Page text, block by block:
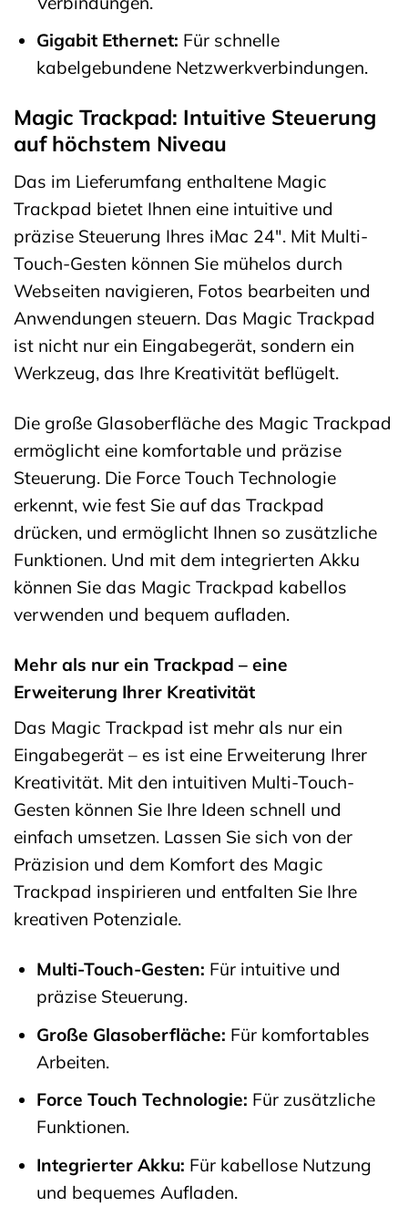
Gigabit Ethernet: Für schnelle
kabelgebundene Netzwerkverbindungen.
Magic Trackpad: Intuitive Steuerung
auf höchstem Niveau
Das im Lieferumfang enthaltene Magic
Trackpad bietet Ihnen eine intuitive und
präzise Steuerung Ihres iMac 24″. Mit Multi-
Touch-Gesten können Sie mühelos durch
Webseiten navigieren, Fotos bearbeiten und
Anwendungen steuern. Das Magic Trackpad
ist nicht nur ein Eingabegerät, sondern ein
Werkzeug, das Ihre Kreativität beflügelt.
Die große Glasoberfläche des Magic Trackpad
ermöglicht eine komfortable und präzise
Steuerung. Die Force Touch Technologie
erkennt, wie fest Sie auf das Trackpad
drücken, und ermöglicht Ihnen so zusätzliche
Funktionen. Und mit dem integrierten Akku
können Sie das Magic Trackpad kabellos
verwenden und bequem aufladen.
Mehr als nur ein Trackpad – eine
Erweiterung Ihrer Kreativität
Das Magic Trackpad ist mehr als nur ein
Eingabegerät – es ist eine Erweiterung Ihrer
Kreativität. Mit den intuitiven Multi-Touch-
Gesten können Sie Ihre Ideen schnell und
einfach umsetzen. Lassen Sie sich von der
Präzision und dem Komfort des Magic
Trackpad inspirieren und entfalten Sie Ihre
kreativen Potenziale.
Multi-Touch-Gesten: Für intuitive und
präzise Steuerung.
Große Glasoberfläche: Für komfortables
Arbeiten.
Force Touch Technologie: Für zusätzliche
Funktionen.
Integrierter Akku: Für kabellose Nutzung
und bequemes Aufladen.